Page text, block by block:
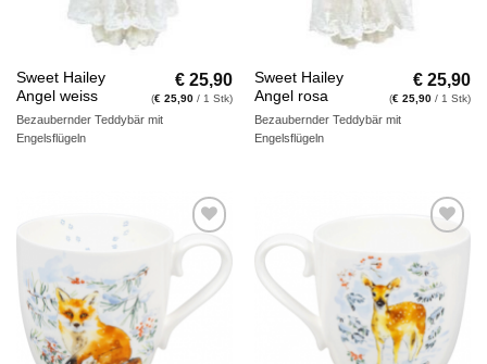
Sweet Hailey
Angel weiss
€ 25,90
(€ 25,90 / 1 Stk)
Bezaubernder Teddybär mit
Engelsflügeln
Sweet Hailey
Angel rosa
€ 25,90
(€ 25,90 / 1 Stk)
Bezaubernder Teddybär mit
Engelsflügeln
Auf die
Wunschliste